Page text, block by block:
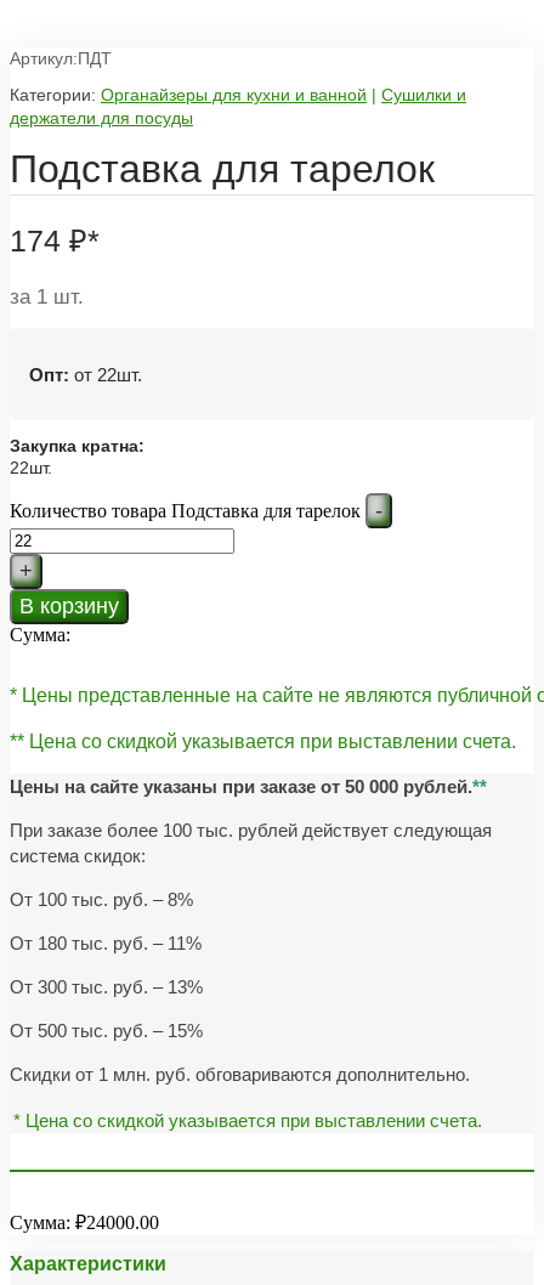
Артикул:ПДТ
Категории: Органайзеры для кухни и ванной | Сушилки и
держатели для посуды
Подставка для тарелок
174 ₽*
за 1 шт.
Опт: от 22шт.
Закупка кратна:
22шт.
Количество товара Подставка для тарелок -
+
В корзину
Сумма:
* Цены представленные на сайте не являются публичной
** Цена со скидкой указывается при выставлении счета.
Цены на сайте указаны при заказе от 50 000 рублей.**
При заказе более 100 тыс. рублей действует следующая
система скидок:
От 100 тыс. руб. – 8%
От 180 тыс. руб. – 11%
От 300 тыс. руб. – 13%
От 500 тыс. руб. – 15%
Скидки от 1 млн. руб. обговариваются дополнительно.
* Цена со скидкой указывается при выставлении счета.
Сумма: ₽24000.00
Характеристики